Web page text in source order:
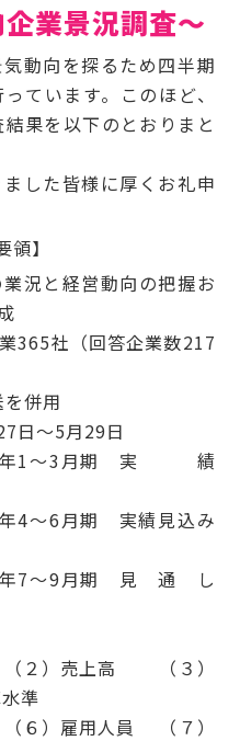
業景況調査～
動向を探るため四半期
ています。このほど、
果を以下のとおりまと
した皆様に厚くお礼申
領】
況と経営動向の把握お
365社（回答企業数217
併用
日～5月29日
年1～3月期 実 績
実績見込み
期 見 通 し
）売上高 （３）
準
６）雇用人員 （７）